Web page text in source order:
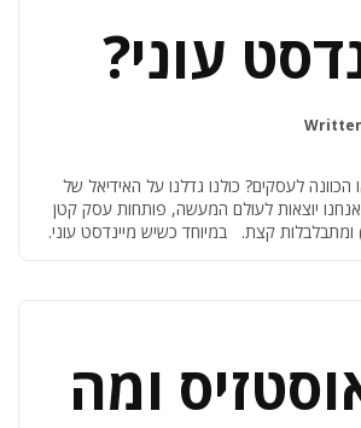
עוני?
לעסקים? כולנו גדלנו על האידיאל של
יוצאות לעולם המעשה, פותחות עסק קטן
קצת. במיוחד כשיש מיינדסט עוני.
ומה